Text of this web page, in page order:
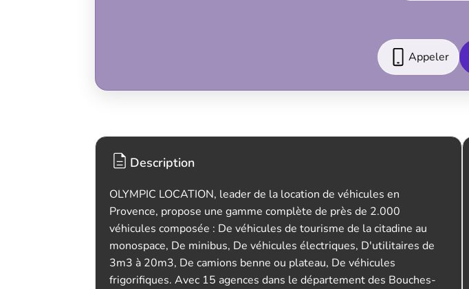
Appeler
Description
OLYMPIC LOCATION, leader de la location de véhicules en
Provence, propose une gamme complète de près de 2.000
véhicules composée : De véhicules de tourisme de la citadine au
monospace, De minibus, De véhicules électriques, D'utilitaires de
3m3 à 20m3, De camions benne ou plateau, De véhicules
frigorifiques. Avec 15 agences dans le département des Bouches-